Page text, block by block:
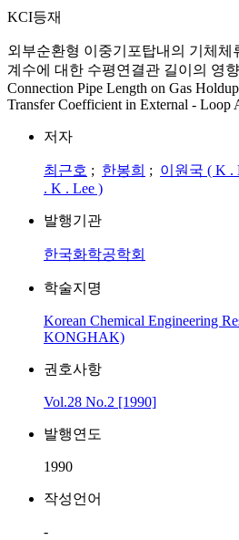
KCI등재
외부순환형 이중기포탑내의 기체
계수에 대한 수평연결관 길이의 영
Connection Pipe Length on Gas
Transfer Coefficient in External - Loop
저자
최근호 ; 한봉희 ; 이원국 ( K .
. K . Lee )
발행기관
한국화학공학회
학술지명
Korean Chemical Engineering
KONGHAK)
권호사항
Vol.28 No.2 [1990]
발행연도
1990
작성언어
-